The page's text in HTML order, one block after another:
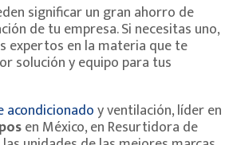
significar un gran ahorro de
de tu empresa. Si necesitas uno,
expertos en la materia que te
solución y equipo para tus
acondicionadoy ventilación, líder en
en México, en Resurtidora de